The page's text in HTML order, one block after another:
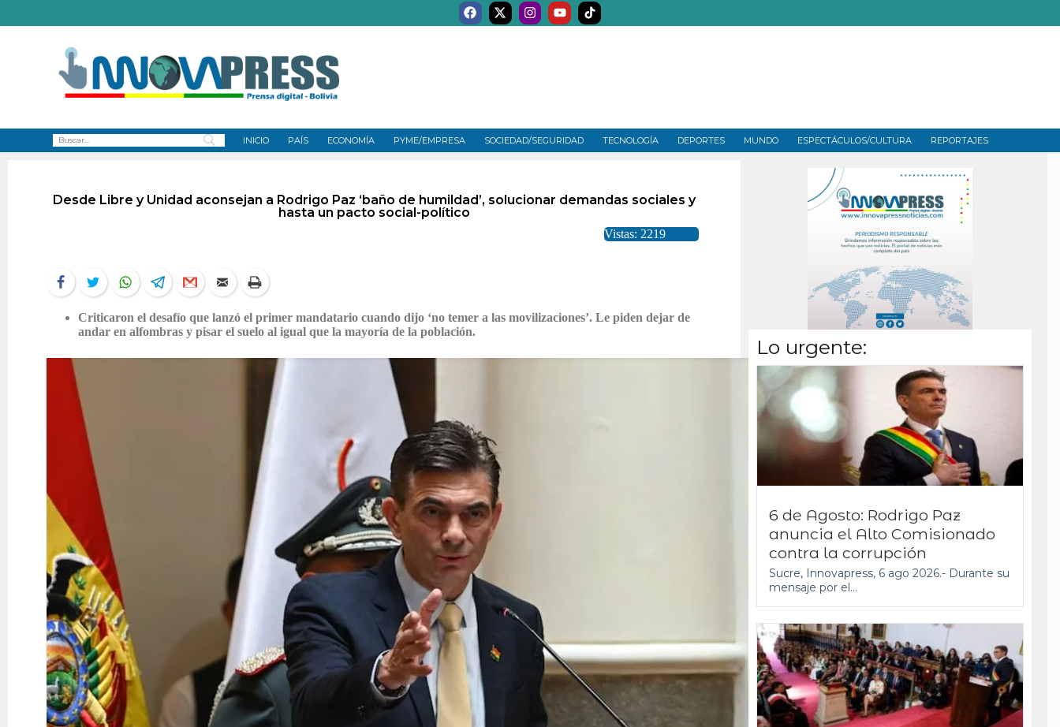
INICIO PAÍS ECONOMÍA PYME/EMPRESA SOCIEDAD/SEGURIDAD TECNOLOGÍA DEPORTES MUNDO ESPECTÁCULOS/CULTURA REPORTAJES
Desde Libre y Unidad aconsejan a Rodrigo Paz ‘baño de humildad’, solucionar demandas sociales y
hasta un pacto social-político
Vistas: 2219
Criticaron el desafío que lanzó el primer mandatario cuando dijo ‘no temer a las movilizaciones’. Le piden dejar de
andar en alfombras y pisar el suelo al igual que la mayoría de la población.
Lo urgente:
6 de Agosto: Rodrigo Paz
anuncia el Alto Comisionado
contra la corrupción
Sucre, Innovapress, 6 ago 2026.- Durante su
mensaje por el...